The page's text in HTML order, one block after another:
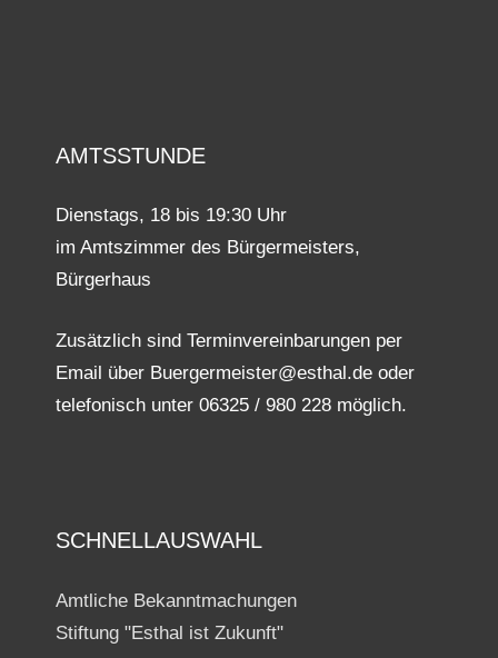
AMTSSTUNDE
Dienstags, 18 bis 19:30 Uhr
im Amtszimmer des Bürgermeisters,
Bürgerhaus
Zusätzlich sind Terminvereinbarungen per
Email über Buergermeister@esthal.de oder
telefonisch unter 06325 / 980 228 möglich.
SCHNELLAUSWAHL
Amtliche Bekanntmachungen
Stiftung "Esthal ist Zukunft"